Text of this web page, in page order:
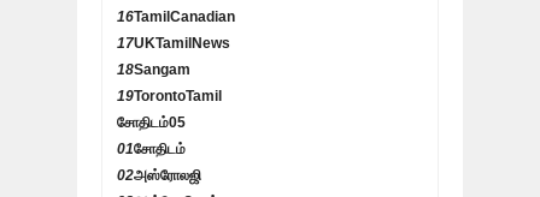
16TamilCanadian
17UKTamilNews
18Sangam
19TorontoTamil
சோதிடம்05
01சோதிடம்
02அஸ்ரோலஜி